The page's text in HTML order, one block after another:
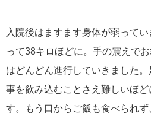
入院後はますます身体が弱って
って38キロほどに。手の震えで
はどんどん進行していきました
事を飲み込むことさえ難しいほ
す。もう口からご飯も食べられ